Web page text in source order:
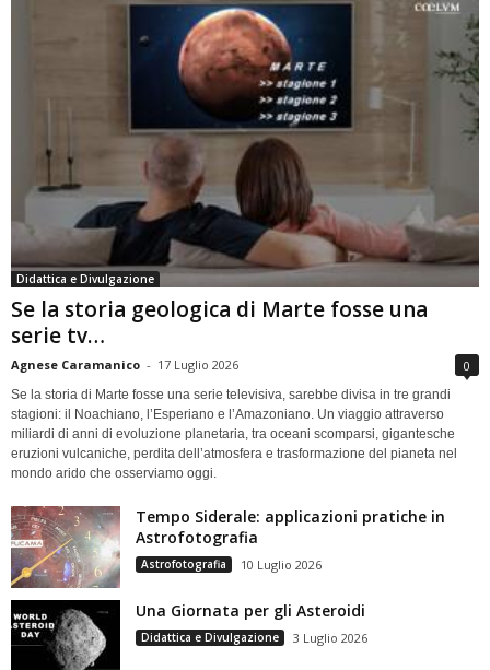
Didattica e Divulgazione
Se la storia geologica di Marte fosse una
serie tv…
Agnese Caramanico - 17 Luglio 2026 0
Se la storia di Marte fosse una serie televisiva, sarebbe divisa in tre grandi
stagioni: il Noachiano, l’Esperiano e l’Amazoniano. Un viaggio attraverso
miliardi di anni di evoluzione planetaria, tra oceani scomparsi, gigantesche
eruzioni vulcaniche, perdita dell’atmosfera e trasformazione del pianeta nel
mondo arido che osserviamo oggi.
Tempo Siderale: applicazioni pratiche in
Astrofotografia
Astrofotografia 10 Luglio 2026
Una Giornata per gli Asteroidi
Didattica e Divulgazione 3 Luglio 2026